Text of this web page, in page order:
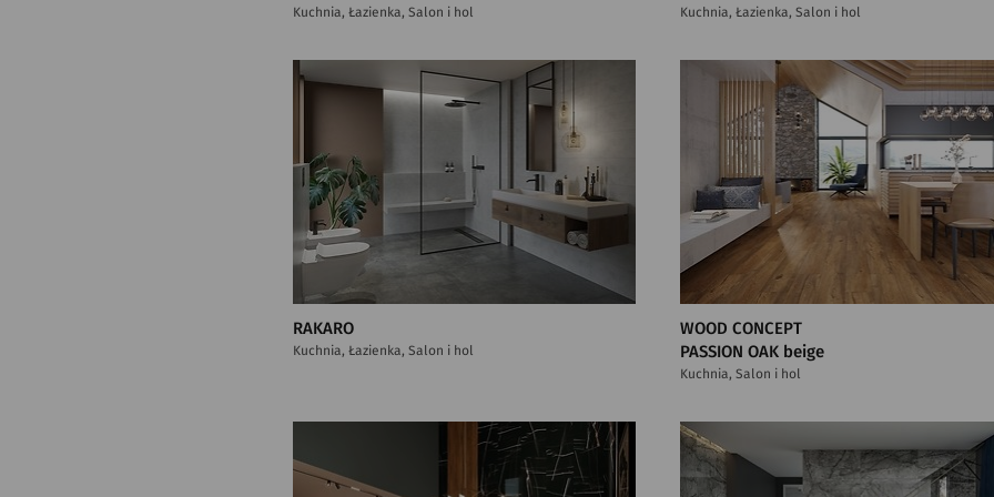
Kuchnia, Łazienka, Salon i hol Kuchnia, Łazienka, Salon i hol
RAKARO
Kuchnia, Łazienka, Salon i hol
WOOD CONCEPT
PASSION OAK beige
Kuchnia, Salon i hol